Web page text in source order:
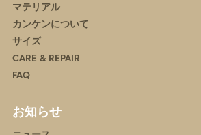
マテリアル
カンケンについて
サイズ
CARE & REPAIR
FAQ
お知らせ